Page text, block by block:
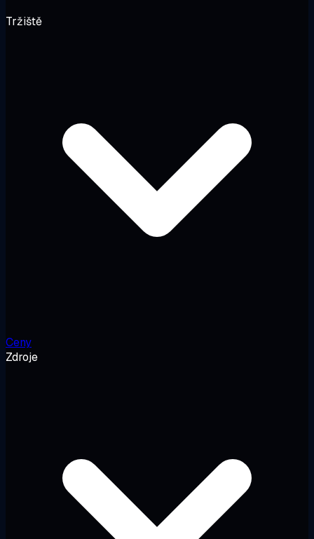
Tržiště
Ceny
Zdroje